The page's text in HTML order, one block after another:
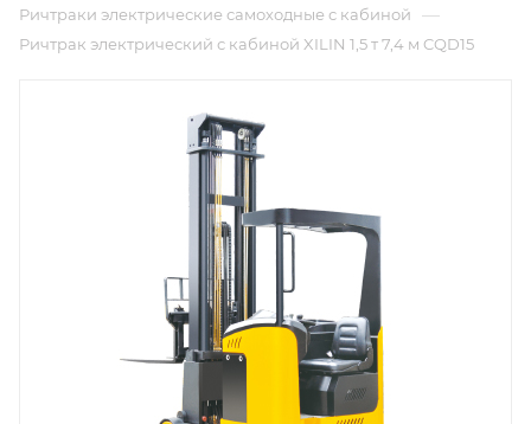
Ричтраки электрические самоходные с кабиной —
Ричтрак электрический с кабиной XILIN 1,5 т 7,4 м CQD15